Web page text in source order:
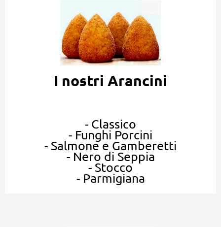
I nostri Arancini
- Classico
- Funghi Porcini
- Salmone e Gamberetti
- Nero di Seppia
- Stocco
- Parmigiana